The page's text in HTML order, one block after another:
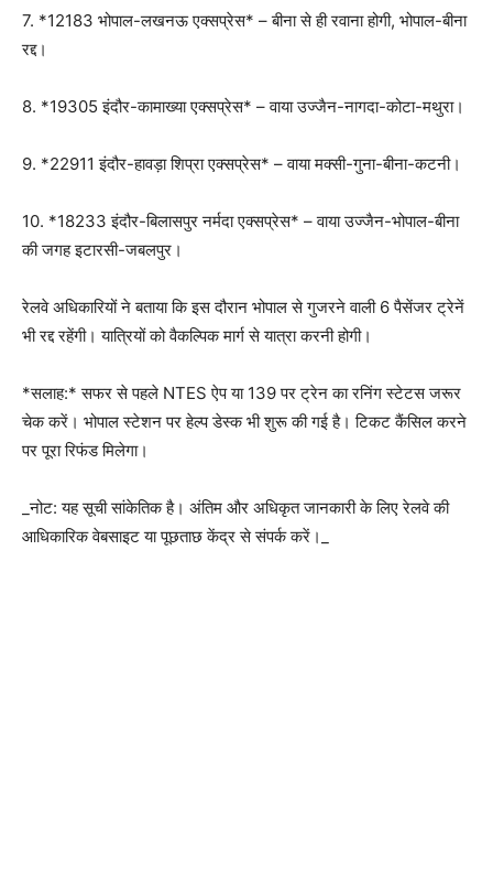
7. *12183 भोपाल-लखनऊ एक्सप्रेस* – बीना से ही रवाना होगी, भोपाल-बीना
रद्द।
8. *19305 इंदौर-कामाख्या एक्सप्रेस* – वाया उज्जैन-नागदा-कोटा-मथुरा।
9. *22911 इंदौर-हावड़ा शिप्रा एक्सप्रेस* – वाया मक्सी-गुना-बीना-कटनी।
10. *18233 इंदौर-बिलासपुर नर्मदा एक्सप्रेस* – वाया उज्जैन-भोपाल-बीना
की जगह इटारसी-जबलपुर।
रेलवे अधिकारियों ने बताया कि इस दौरान भोपाल से गुजरने वाली 6 पैसेंजर ट्रेनें
भी रद्द रहेंगी। यात्रियों को वैकल्पिक मार्ग से यात्रा करनी होगी।
*सलाह:* सफर से पहले NTES ऐप या 139 पर ट्रेन का रनिंग स्टेटस जरूर
चेक करें। भोपाल स्टेशन पर हेल्प डेस्क भी शुरू की गई है। टिकट कैंसिल करने
पर पूरा रिफंड मिलेगा।
_नोट: यह सूची सांकेतिक है। अंतिम और अधिकृत जानकारी के लिए रेलवे की
आधिकारिक वेबसाइट या पूछताछ केंद्र से संपर्क करें।_